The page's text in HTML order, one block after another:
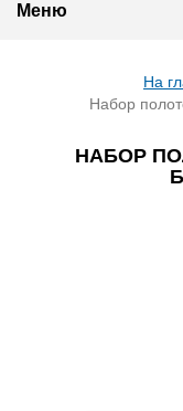
Меню
На
Набор
НАБОР